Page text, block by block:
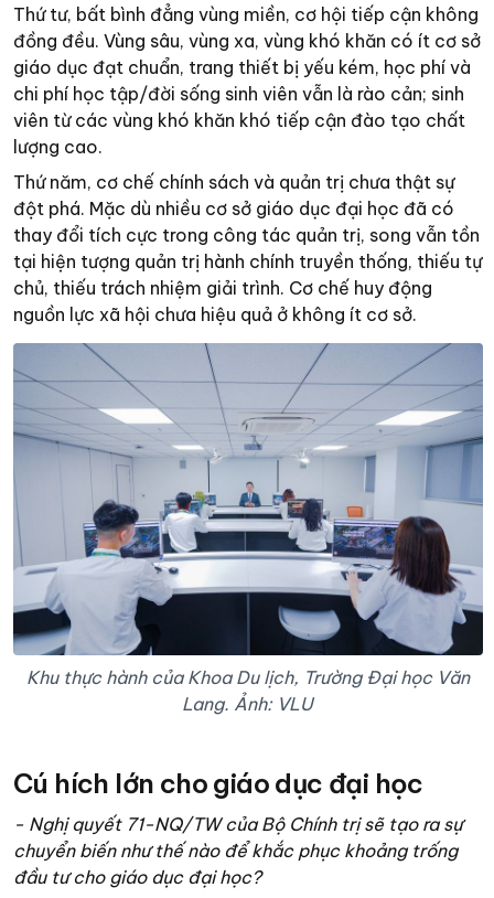
Thứ tư, bất bình đẳng vùng miền, cơ hội tiếp cận không
đồng đều. Vùng sâu, vùng xa, vùng khó khăn có ít cơ sở
giáo dục đạt chuẩn, trang thiết bị yếu kém, học phí và
chi phí học tập/đời sống sinh viên vẫn là rào cản; sinh
viên từ các vùng khó khăn khó tiếp cận đào tạo chất
lượng cao.
Thứ năm, cơ chế chính sách và quản trị chưa thật sự
đột phá. Mặc dù nhiều cơ sở giáo dục đại học đã có
thay đổi tích cực trong công tác quản trị, song vẫn tồn
tại hiện tượng quản trị hành chính truyền thống, thiếu tự
chủ, thiếu trách nhiệm giải trình. Cơ chế huy động
nguồn lực xã hội chưa hiệu quả ở không ít cơ sở.
Khu thực hành của Khoa Du lịch, Trường Đại học Văn
Lang. Ảnh: VLU
Cú hích lớn cho giáo dục đại học
- Nghị quyết 71-NQ/TW của Bộ Chính trị sẽ tạo ra sự
chuyển biến như thế nào để khắc phục khoảng trống
đầu tư cho giáo dục đại học?